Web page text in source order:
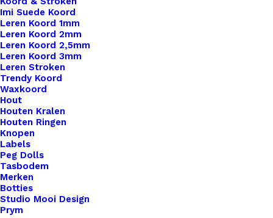
Imi Suede Koord
Leren Koord 1mm
Leren Koord 2mm
Leren Koord 2,5mm
Leren Koord 3mm
Leren Stroken
Trendy Koord
Waxkoord
Hout
Houten Kralen
Houten Ringen
Knopen
Labels
Peg Dolls
Tasbodem
Merken
Botties
Studio Mooi Design
Prym
Pardo Sieraden Klei 302 Alabaster
€2,45